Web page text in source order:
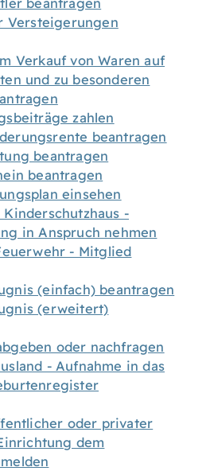
beantragen
Versteigerungen
Verkauf von Waren auf
und zu besonderen
zahlen
beantragen
beantragen
beantragen
einsehen
Kinderschutzhaus -
in Anspruch nehmen
- Mitglied
(einfach) beantragen
(erweitert)
oder nachfragen
- Aufnahme in das
oder privater
dem